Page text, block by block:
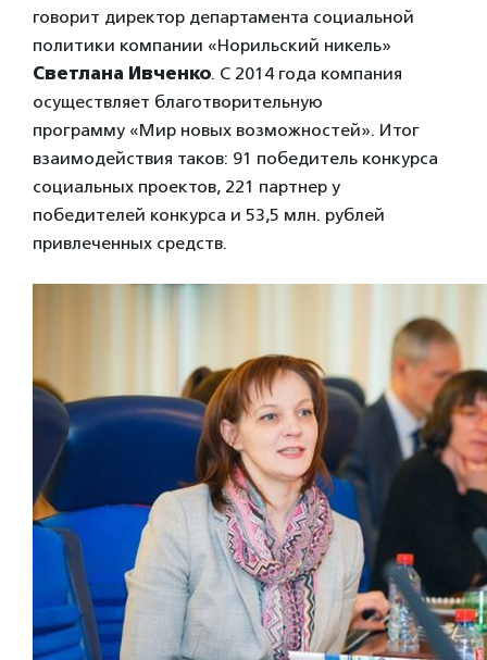
говорит директор департамента социальной
политики компании «Норильский никель»
Светлана Ивченко. С 2014 года компания
осуществляет благотворительную
программу «Мир новых возможностей». Итог
взаимодействия таков: 91 победитель конкурса
социальных проектов, 221 партнер у
победителей конкурса и 53,5 млн. рублей
привлеченных средств.